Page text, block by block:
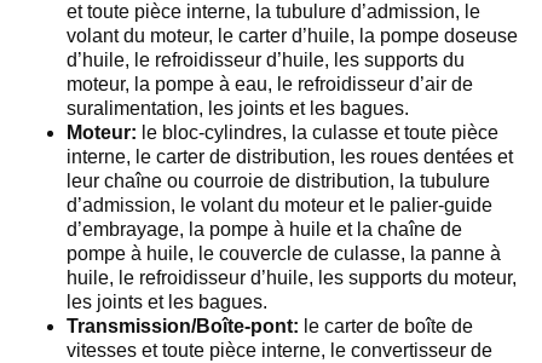
et toute pièce interne, la tubulure d’admission, le
volant du moteur, le carter d’huile, la pompe doseuse
d’huile, le refroidisseur d’huile, les supports du
moteur, la pompe à eau, le refroidisseur d’air de
suralimentation, les joints et les bagues.
Moteur: le bloc-cylindres, la culasse et toute pièce
interne, le carter de distribution, les roues dentées et
leur chaîne ou courroie de distribution, la tubulure
d’admission, le volant du moteur et le palier-guide
d’embrayage, la pompe à huile et la chaîne de
pompe à huile, le couvercle de culasse, la panne à
huile, le refroidisseur d’huile, les supports du moteur,
les joints et les bagues.
Transmission/Boîte-pont: le carter de boîte de
vitesses et toute pièce interne, le convertisseur de